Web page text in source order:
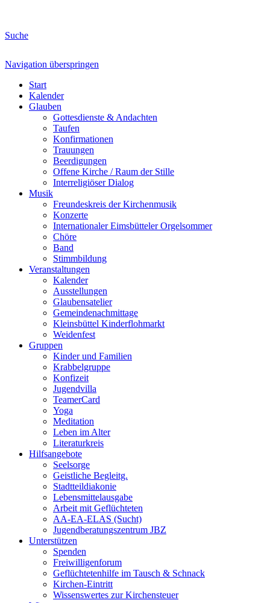
Suche
Navigation überspringen
Start
Kalender
Glauben
Gottesdienste & Andachten
Taufen
Konfirmationen
Trauungen
Beerdigungen
Offene Kirche / Raum der Stille
Interreligiöser Dialog
Musik
Freundeskreis der Kirchenmusik
Konzerte
Internationaler Eimsbütteler Orgelsommer
Chöre
Band
Stimmbildung
Veranstaltungen
Kalender
Ausstellungen
Glaubensatelier
Gemeindenachmittage
Kleinsbüttel Kinder­flohmarkt
Weidenfest
Gruppen
Kinder und Familien
Krabbelgruppe
Konfizeit
Jugendvilla
TeamerCard
Yoga
Meditation
Leben im Alter
Literaturkreis
Hilfsangebote
Seelsorge
Geistliche Begleitg.
Stadtteildiakonie
Lebensmittelausgabe
Arbeit mit Geflüchteten
AA-EA-ELAS (Sucht)
Jugendberatungs­zentrum JBZ
Unterstützen
Spenden
Freiwilligenforum
Geflüchtetenhilfe im Tausch & Schnack
Kirchen-Eintritt
Wissenswertes zur Kirchensteuer